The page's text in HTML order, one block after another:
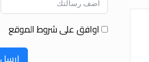
اوافق على شروط الموقع